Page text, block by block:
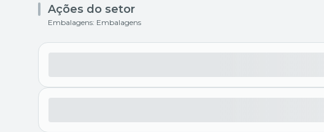
Ações do setor
Embalagens: Embalagens